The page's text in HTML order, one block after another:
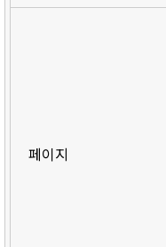
페이지